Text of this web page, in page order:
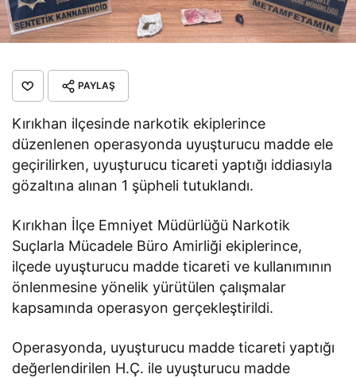
PAYLAŞ
Kırıkhan ilçesinde narkotik ekiplerince
düzenlenen operasyonda uyuşturucu madde ele
geçirilirken, uyuşturucu ticareti yaptığı iddiasıyla
gözaltına alınan 1 şüpheli tutuklandı.
Kırıkhan İlçe Emniyet Müdürlüğü Narkotik
Suçlarla Mücadele Büro Amirliği ekiplerince,
ilçede uyuşturucu madde ticareti ve kullanımının
önlenmesine yönelik yürütülen çalışmalar
kapsamında operasyon gerçekleştirildi.
Operasyonda, uyuşturucu madde ticareti yaptığı
değerlendirilen H.Ç. ile uyuşturucu madde